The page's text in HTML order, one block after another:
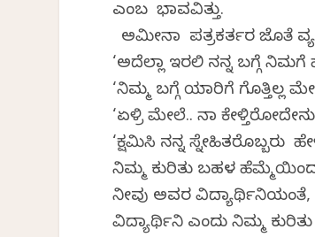
ಎಂಬ ಭಾವವಿತ್ತು.
ಅಮೀನಾ ಪತ್ರಕರ್ತರ ಜೊತೆ
‘ಅದೆಲ್ಲಾ ಇರಲಿ ನನ್ನ ಬಗ್ಗೆ
‘ನಿಮ್ಮ ಬಗ್ಗೆ ಯಾರಿಗೆ ಗೊತ್ತಿಲ್ಲ
‘ಏಳ್ರಿ ಮೇಲೆ.. ನಾ
‘ಕ್ಷಮಿಸಿ ನನ್ನ
ನಿಮ್ಮ ಕುರಿತು ಬಹಳ ಹೆಮ್ಮೆಯಿಂದ
ನೀವು ಅವರ ವಿದ್ಯಾರ್ಥಿನಿಯಂತೆ,
ವಿದ್ಯಾರ್ಥಿನಿ ಎಂದು ನಿಮ್ಮ